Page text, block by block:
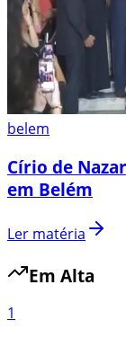
belem
Círio de
em Belém
Ler matéria
Em Alta
1